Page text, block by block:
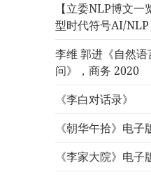
【立委NLP博文
型时代符号AI/NLP
李维 郭进《自然
问》，商务 2020
《李白对话录》
《朝华午拾》电子
《李家大院》电子